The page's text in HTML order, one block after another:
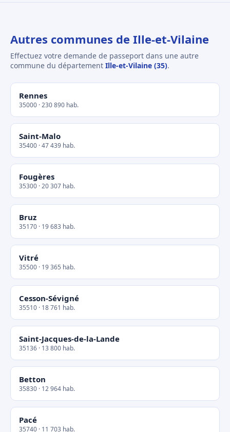
Autres communes de Ille-et-Vilaine
Effectuez votre demande de passeport dans une autre
commune du département Ille-et-Vilaine (35).
Rennes
35000 · 230 890 hab.
Saint-Malo
35400 · 47 439 hab.
Fougères
35300 · 20 307 hab.
Bruz
35170 · 19 683 hab.
Vitré
35500 · 19 365 hab.
Cesson-Sévigné
35510 · 18 761 hab.
Saint-Jacques-de-la-Lande
35136 · 13 800 hab.
Betton
35830 · 12 964 hab.
Pacé
35740 · 11 703 hab.